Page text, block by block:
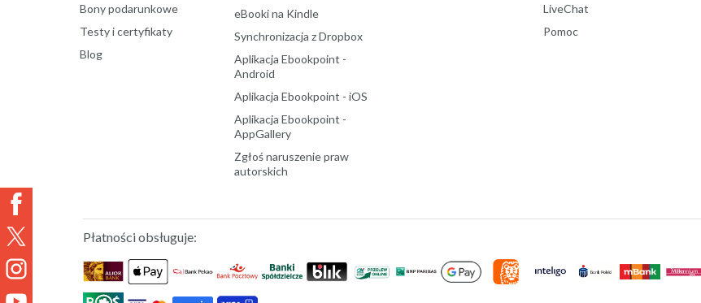
Bony podarunkowe
Testy i certyfikaty
Blog
eBooki na Kindle
Synchronizacja z Dropbox
Aplikacja Ebookpoint -
Android
Aplikacja Ebookpoint - iOS
Aplikacja Ebookpoint -
AppGallery
Zgłoś naruszenie praw
autorskich
LiveChat
Pomoc
Płatności obsługuje: